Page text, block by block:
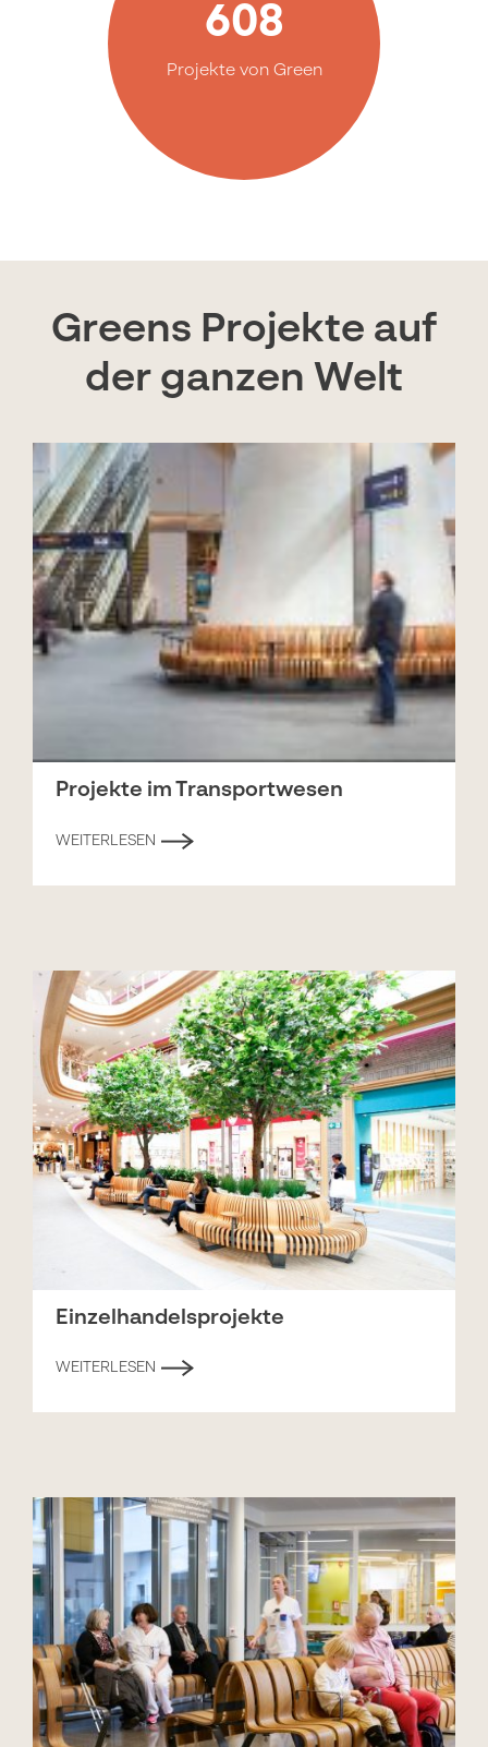
608
Projekte von Green
Greens Projekte auf
der ganzen Welt
Projekte im Transportwesen
WEITERLESEN
Einzelhandelsprojekte
WEITERLESEN